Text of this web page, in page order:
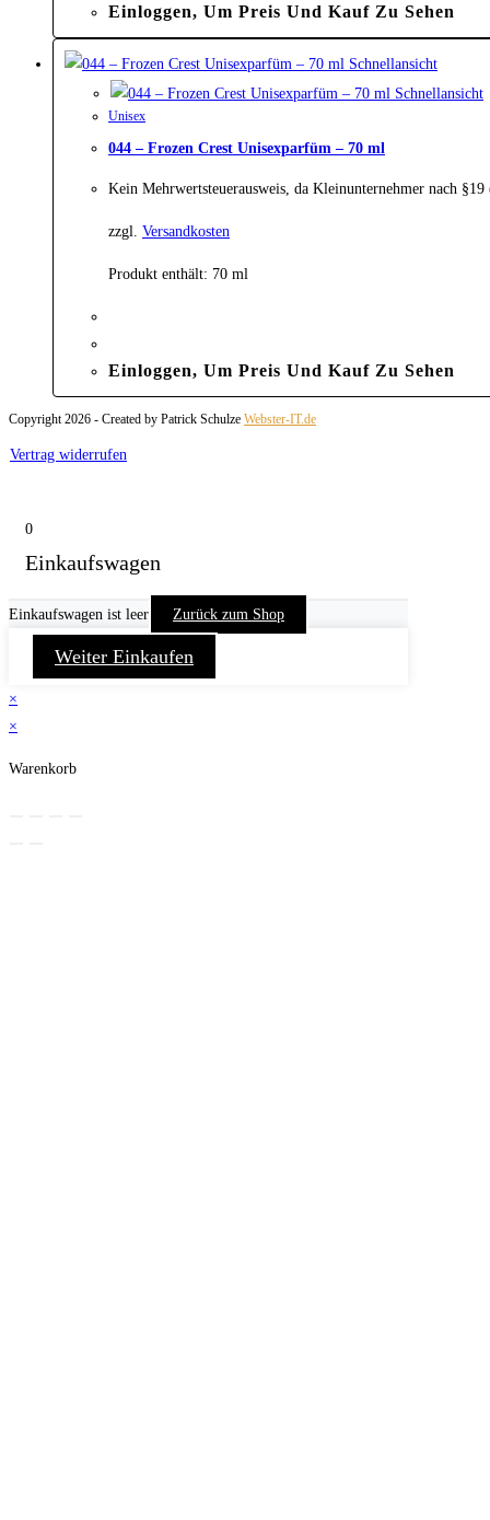
Einloggen, Um Preis Und Kauf Zu Sehen
Schnellansicht
Schnellansicht
Unisex
044 – Frozen Crest Unisexparfüm – 70 ml
Kein Mehrwertsteuerausweis, da Kleinunternehmer nach
zzgl. Versandkosten
Produkt enthält: 70 ml
Einloggen, Um Preis Und Kauf Zu Sehen
Copyright 2026 - Created by Patrick Schulze Webster-IT.de
Vertrag widerrufen
0
Einkaufswagen
Einkaufswagen ist leer Zurück zum Shop
Weiter Einkaufen
×
×
Warenkorb